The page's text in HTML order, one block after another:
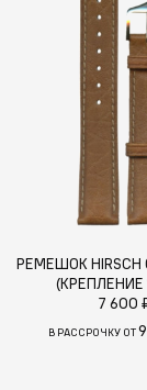
РЕМЕШОК HIRSCH
7 600
В РАССРОЧКУ ОТ